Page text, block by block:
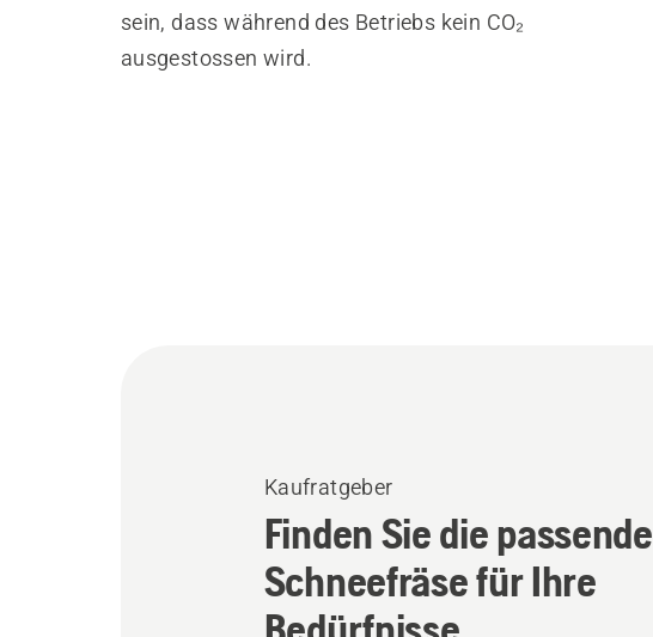
sein, dass während des Betriebs kein CO₂
ausgestossen wird.
Kaufratgeber
Finden Sie die passende
Schneefräse für Ihre